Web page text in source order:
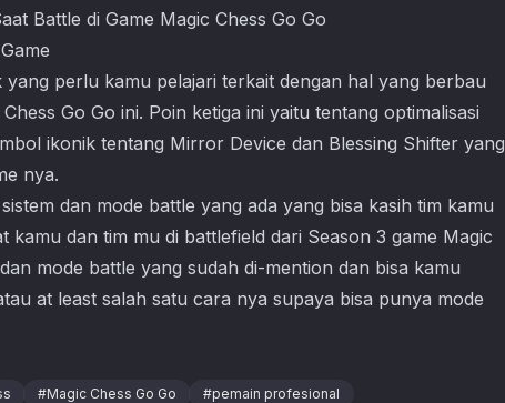
perlu kamu pelajari terkait dengan hal yang berbau
Go Go ini. Poin ketiga ini yaitu tentang optimalisasi
ikonik tentang Mirror Device dan Blessing Shifter yang
nya.
dan mode battle yang ada yang bisa kasih tim kamu
dan tim mu di battlefield dari Season 3 game Magic
mode battle yang sudah di-mention dan bisa kamu
at least salah satu cara nya supaya bisa punya mode
#Magic Chess Go Go #pemain profesional